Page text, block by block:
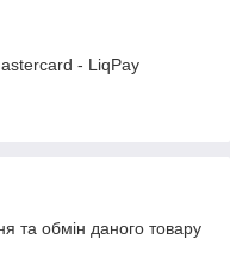
- LiqPay
та обмін даного товару